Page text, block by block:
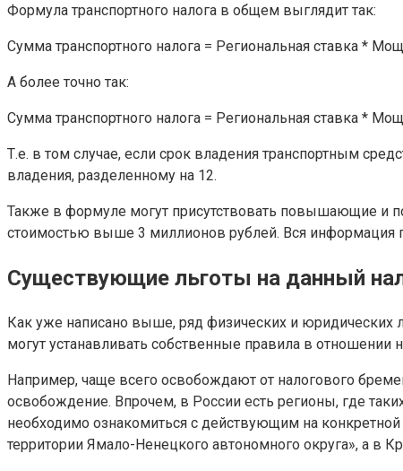
Формула транспортного налога в общем выглядит так:
Сумма транспортного налога = Региональная ставка *
А более точно так:
Сумма транспортного налога = Региональная ставка *
Т.е. в том случае, если срок владения транспортным
владения, разделенному на 12.
Также в формуле могут присутствовать повышающие и
стоимостью выше 3 миллионов рублей. Вся информация
Существующие льготы на данный
Как уже написано выше, ряд физических и юридических
могут устанавливать собственные правила в отношении
Например, чаще всего освобождают от налогового
освобождение. Впрочем, в России есть регионы, где
необходимо ознакомиться с действующим на конкретной
территории Ямало-Ненецкого автономного округа», а в